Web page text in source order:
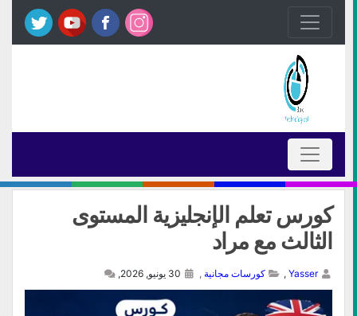
كورس تعلم الإنجليزية المستوى
الثالث مع مراد
Yasser
, كورسات مجانية ,